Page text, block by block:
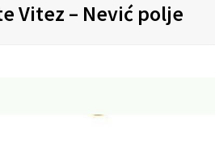
Vitez – Nević polje